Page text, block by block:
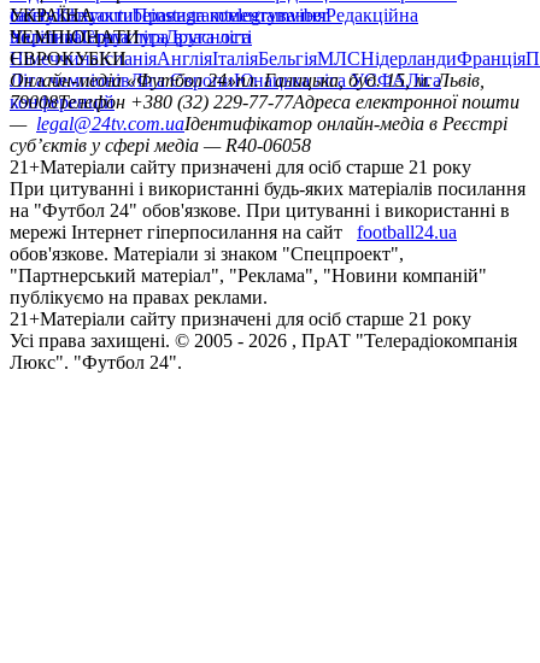
сайтуКонтактиПравила коментуванняРедакційна
політикаСтруктура власності
facebookxyoutubeinstagramtelegramviber
УКРАЇНА
УкраїнаПерша лігаДруга ліга
ЧЕМПІОНАТИ
НімеччинаІспаніяАнгліяІталіяБельгіяМЛСНідерландиФранція
ЄВРОКУБКИ
Ліга чемпіонівЛіга ЄвропиЮнацька ліга УЄФАЛіга
конференцій
Онлайн-медіа «Футбол 24»пл. Галицька, буд. 15, м. Львів,
79008Телефон +380 (32) 229-77-77Адреса електронної пошти
— legal@24tv.com.uaІдентифікатор онлайн-медіа в Реєстрі
суб’єктів у сфері медіа — R40-06058
21+Матеріали сайту призначені для осіб старше 21 року
При цитуванні і використанні будь-яких матеріалів посилання
на "Футбол 24" обов'язкове. При цитуванні і використанні в
мережі Інтернет гіперпосилання на сайт
football24.ua
обов'язкове. Матеріали зі знаком "Спецпроект",
"Партнерський матеріал", "Реклама", "Новини компаній"
публікуємо на правах реклами.
21+Матеріали сайту призначені для осіб старше 21 року
Усi права захищенi. © 2005 - 2026 , ПрАТ "Телерадіокомпанія
Люкс". "Футбол 24".